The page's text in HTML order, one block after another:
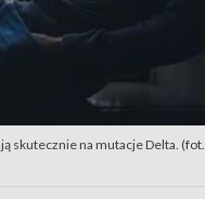
skutecznie na mutacje Delta. (fot.